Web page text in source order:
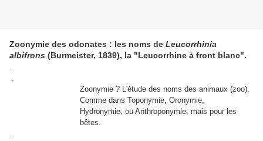
Zoonymie des odonates : les noms de Leucorrhinia
albifrons (Burmeister, 1839), la "Leucorrhine à front blanc".
.
Zoonymie ? L'étude des noms des animaux (zoo).
Comme dans Toponymie, Oronymie,
Hydronymie, ou Anthroponymie, mais pour les
bêtes.
.